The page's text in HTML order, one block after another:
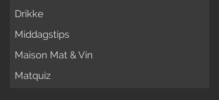
Drikke
Middagstips
Maison Mat & Vin
Matquiz